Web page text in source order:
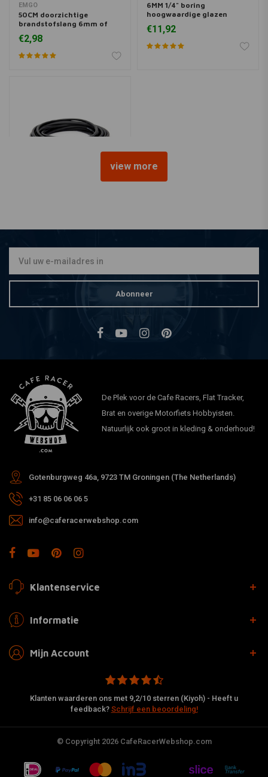
EMGO
50CM doorzichtige
brandstofslang 6mm of
1/4" boring
€2,98
6MM 1/4" boring
hoogwaardige glazen
brandstoffilterkit
€11,92
brandstofslang 6 mm of
€5,38
view more
Abonneer
De Plek voor de Cafe Racers, Flat Tracker,
Brat en overige Motorfiets Hobbyisten.
Natuurlijk ook groot in kleding & onderhoud!
Gotenburgweg 46a, 9723 TM Groningen (The Netherlands)
+31 85 06 06 06 5
info@caferacerwebshop.com
Klantenservice
Informatie
Mijn Account
Klanten waarderen ons met 9,2/10 sterren (Kiyoh) - Heeft u
feedback? Schrijf een beoordeling!
© Copyright 2026 CafeRacerWebshop.com